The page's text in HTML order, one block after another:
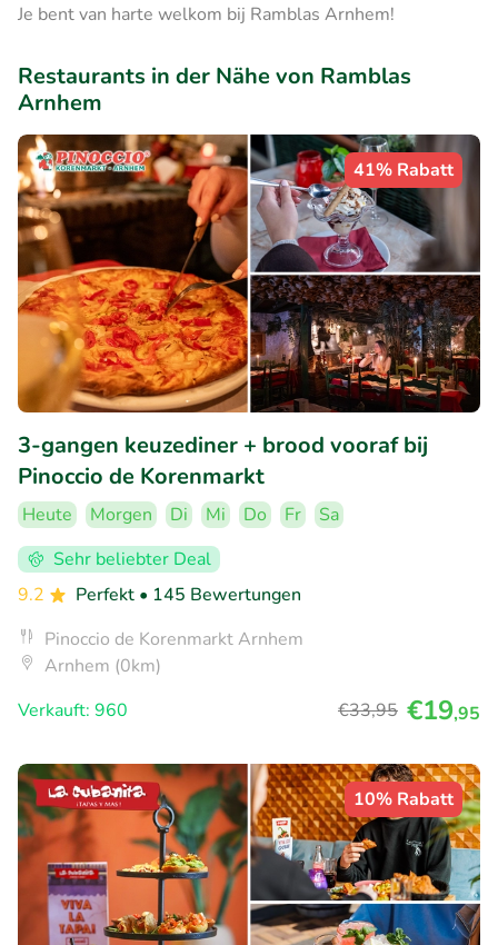
Je bent van harte welkom bij Ramblas Arnhem!
Restaurants in der Nähe von Ramblas
Arnhem
41% Rabatt
3-gangen keuzediner + brood vooraf bij
Pinoccio de Korenmarkt
Heute Morgen Di Mi Do Fr
Sa
Sehr beliebter Deal
9.2
Perfekt • 145 Bewertungen
Pinoccio de Korenmarkt Arnhem
Arnhem (0km)
Verkauft: 960
€33,95 €19,95
10% Rabatt